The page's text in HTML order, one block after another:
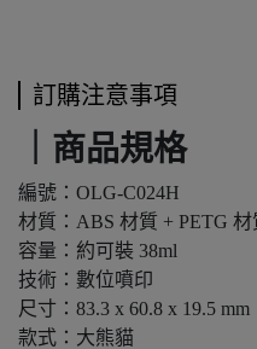
訂購注意事項
｜商品規格
編號：OLG-C024H
材質：ABS 材質 + PETG 材
容量：約可裝 38ml
技術：數位噴印
尺寸：83.3 x 60.8 x 19.5 mm
款式：大熊貓